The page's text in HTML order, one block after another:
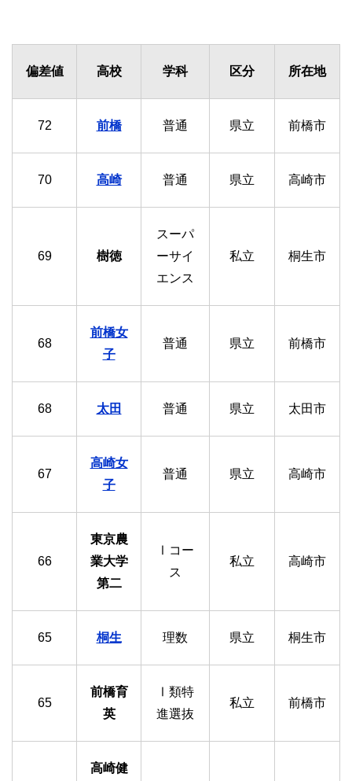
偏差値 高校 学科 区分 所在地
72 前橋 普通 県立 前橋市
70 高崎 普通 県立 高崎市
69 樹徳
スーパ
ーサイ
エンス
私立 桐生市
68
前橋女
子
普通 県立 前橋市
68 太田 普通 県立 太田市
67
高崎女
子
普通 県立 高崎市
66
東京農
業大学
第二
Ⅰコー
ス
私立 高崎市
65 桐生 理数 県立 桐生市
65
前橋育
英
Ⅰ類特
進選抜
私立 前橋市
高崎健